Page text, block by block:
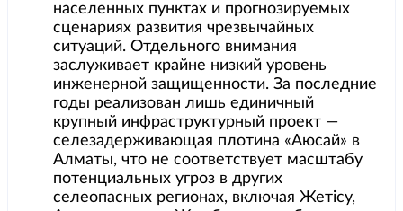
населенных пунктах и прогнозируемых
сценариях развития чрезвычайных
ситуаций. Отдельного внимания
заслуживает крайне низкий уровень
инженерной защищенности. За последние
годы реализован лишь единичный
крупный инфраструктурный проект —
селезадерживающая плотина «Аюсай» в
Алматы, что не соответствует масштабу
потенциальных угроз в других
селеопасных регионах, включая Жетісу,